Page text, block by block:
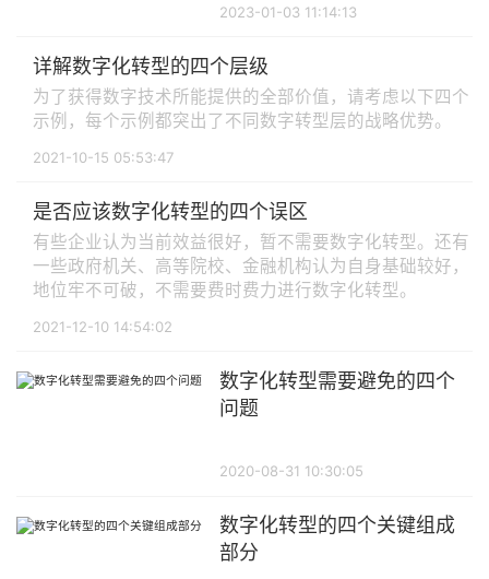
2023-01-03 11:14:13
详解数字化转型的四个层级
为了获得数字技术所能提供的全部价值，请考虑以下四个
示例，每个示例都突出了不同数字转型层的战略优势。
2021-10-15 05:53:47
是否应该数字化转型的四个误区
有些企业认为当前效益很好，暂不需要数字化转型。还有
一些政府机关、高等院校、金融机构认为自身基础较好，
地位牢不可破，不需要费时费力进行数字化转型。
2021-12-10 14:54:02
数字化转型需要避免的四个
问题
2020-08-31 10:30:05
数字化转型的四个关键组成
部分